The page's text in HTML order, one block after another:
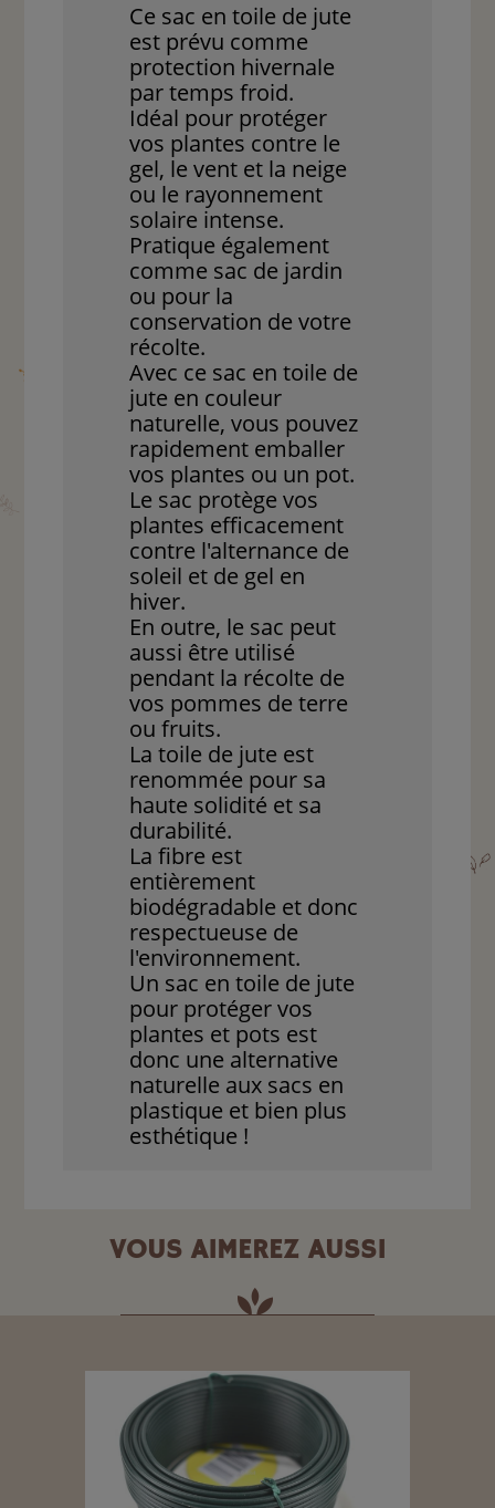
Ce sac en toile de jute
est prévu comme
protection hivernale
par temps froid.
Idéal pour protéger
vos plantes contre le
gel, le vent et la neige
ou le rayonnement
solaire intense.
Pratique également
comme sac de jardin
ou pour la
conservation de votre
récolte.
Avec ce sac en toile de
jute en couleur
naturelle, vous pouvez
rapidement emballer
vos plantes ou un pot.
Le sac protège vos
plantes efficacement
contre l'alternance de
soleil et de gel en
hiver.
En outre, le sac peut
aussi être utilisé
pendant la récolte de
vos pommes de terre
ou fruits.
La toile de jute est
renommée pour sa
haute solidité et sa
durabilité.
La fibre est
entièrement
biodégradable et donc
respectueuse de
l'environnement.
Un sac en toile de jute
pour protéger vos
plantes et pots est
donc une alternative
naturelle aux sacs en
plastique et bien plus
esthétique !
VOUS AIMEREZ AUSSI